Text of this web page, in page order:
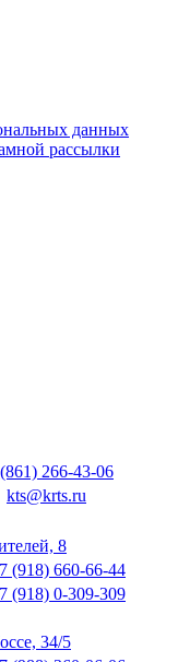
данных
рассылки
266-43-06
kts@krts.ru
8
(918) 660-66-44
(918) 0-309-309
34/5